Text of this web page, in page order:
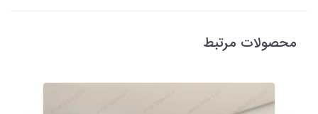
محصولات مرتبط